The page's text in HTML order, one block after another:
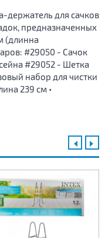
держатель для сачков
предназначенных
(длинна
#29050 - Сачок
#29052 - Шетка
набор для чистки
239 см •